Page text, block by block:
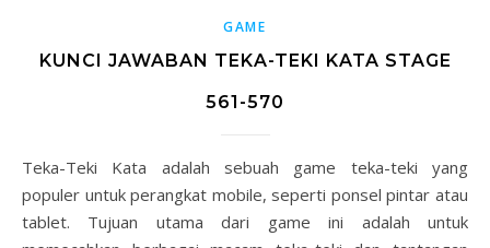
GAME
KUNCI JAWABAN TEKA-TEKI KATA STAGE
561-570
Teka-Teki Kata adalah sebuah game teka-teki yang
populer untuk perangkat mobile, seperti ponsel pintar atau
tablet. Tujuan utama dari game ini adalah untuk